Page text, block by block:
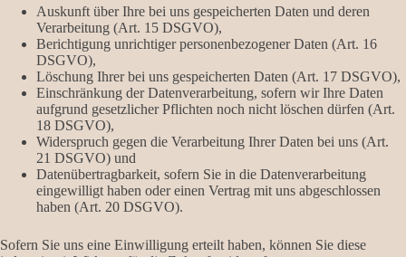
Auskunft über Ihre bei uns gespeicherten Daten und deren
Verarbeitung (Art. 15 DSGVO),
Berichtigung unrichtiger personenbezogener Daten (Art. 16
DSGVO),
Löschung Ihrer bei uns gespeicherten Daten (Art. 17 DSGVO),
Einschränkung der Datenverarbeitung, sofern wir Ihre Daten
aufgrund gesetzlicher Pflichten noch nicht löschen dürfen (Art.
18 DSGVO),
Widerspruch gegen die Verarbeitung Ihrer Daten bei uns (Art.
21 DSGVO) und
Datenübertragbarkeit, sofern Sie in die Datenverarbeitung
eingewilligt haben oder einen Vertrag mit uns abgeschlossen
haben (Art. 20 DSGVO).
Sofern Sie uns eine Einwilligung erteilt haben, können Sie diese